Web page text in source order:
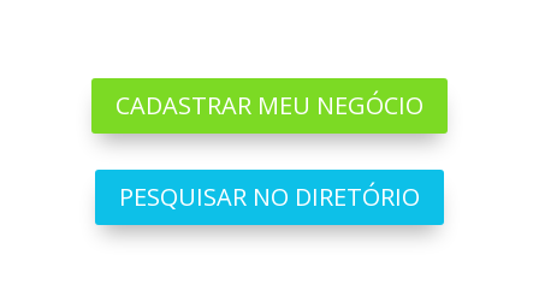
CADASTRAR MEU NEGÓCIO
PESQUISAR NO DIRETÓRIO